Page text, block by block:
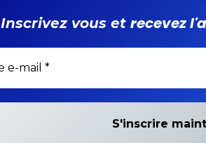
Inscrivez vous et recevez